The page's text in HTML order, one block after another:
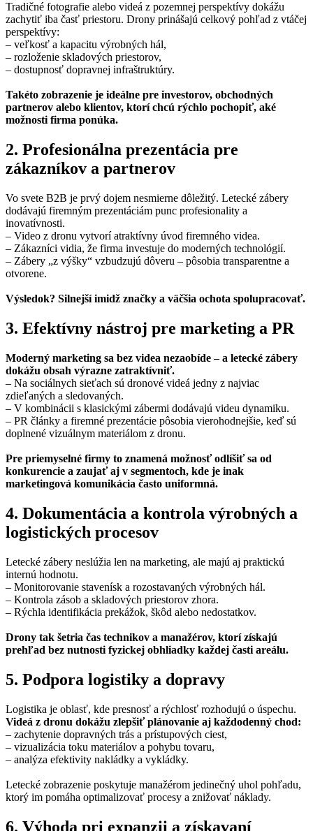
Tradičné fotografie alebo videá z pozemnej perspektívy dokážu
zachytiť iba časť priestoru. Drony prinášajú celkový pohľad z vtáčej
perspektívy:
– veľkosť a kapacitu výrobných hál,
– rozloženie skladových priestorov,
– dostupnosť dopravnej infraštruktúry.
Takéto zobrazenie je ideálne pre investorov, obchodných
partnerov alebo klientov, ktorí chcú rýchlo pochopiť, aké
možnosti firma ponúka.
2. Profesionálna prezentácia pre
zákazníkov a partnerov
Vo svete B2B je prvý dojem nesmierne dôležitý. Letecké zábery
dodávajú firemným prezentáciám punc profesionality a
inovatívnosti.
– Video z dronu vytvorí atraktívny úvod firemného videa.
– Zákazníci vidia, že firma investuje do moderných technológií.
– Zábery „z výšky“ vzbudzujú dôveru – pôsobia transparentne a
otvorene.
Výsledok? Silnejší imidž značky a väčšia ochota spolupracovať.
3. Efektívny nástroj pre marketing a PR
Moderný marketing sa bez videa nezaobíde – a letecké zábery
dokážu obsah výrazne zatraktívniť.
– Na sociálnych sieťach sú dronové videá jedny z najviac
zdieľaných a sledovaných.
– V kombinácii s klasickými zábermi dodávajú videu dynamiku.
– PR články a firemné prezentácie pôsobia vierohodnejšie, keď sú
doplnené vizuálnym materiálom z dronu.
Pre priemyselné firmy to znamená možnosť odlíšiť sa od
konkurencie a zaujať aj v segmentoch, kde je inak
marketingová komunikácia často uniformná.
4. Dokumentácia a kontrola výrobných a
logistických procesov
Letecké zábery neslúžia len na marketing, ale majú aj praktickú
internú hodnotu.
– Monitorovanie stavenísk a rozostavaných výrobných hál.
– Kontrola zásob a skladových priestorov zhora.
– Rýchla identifikácia prekážok, škôd alebo nedostatkov.
Drony tak šetria čas technikov a manažérov, ktorí získajú
prehľad bez nutnosti fyzickej obhliadky každej časti areálu.
5. Podpora logistiky a dopravy
Logistika je oblasť, kde presnosť a rýchlosť rozhodujú o úspechu.
Videá z dronu dokážu zlepšiť plánovanie aj každodenný chod:
– zachytenie dopravných trás a prístupových ciest,
– vizualizácia toku materiálov a pohybu tovaru,
– analýza efektivity nakládky a vykládky.
Letecké zobrazenie poskytuje manažérom jedinečný uhol pohľadu,
ktorý im pomáha optimalizovať procesy a znižovať náklady.
6. Výhoda pri expanzii a získavaní